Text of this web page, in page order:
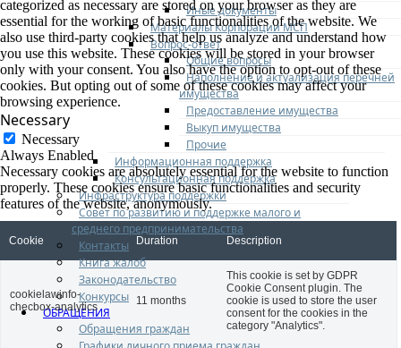
Иные документы
Материалы Корпорации МСП
Вопрос-ответ
Общие вопросы
Наполнение и актуализация перечней
имущества
Предоставление имущества
Выкуп имущества
Прочие
Информационная поддержка
Консультационная поддержка
Инфраструктура поддержки
Совет по развитию и поддержке малого и
среднего предпринимательства
Контакты
Книга жалоб
Законодательство
Конкурсы
ОБРАЩЕНИЯ
Обращения граждан
categorized as necessary are stored on your browser as they are
essential for the working of basic functionalities of the website. We
also use third-party cookies that help us analyze and understand how
you use this website. These cookies will be stored in your browser
only with your consent. You also have the option to opt-out of these
cookies. But opting out of some of these cookies may affect your
browsing experience.
Necessary
Necessary
Always Enabled
Necessary cookies are absolutely essential for the website to function
properly. These cookies ensure basic functionalities and security
features of the website, anonymously.
Cookie Duration Description
cookielawinfo-
checbox-analytics
11 months
This cookie is set by GDPR
Cookie Consent plugin. The
cookie is used to store the user
consent for the cookies in the
category "Analytics".